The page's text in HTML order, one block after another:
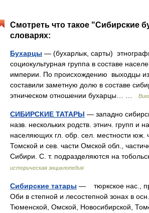
Смотреть что такое "Сибирские
словарях:
Бухарцы — (бухарлык, сарты)
социокультурная группа в составе
империи. По происхождению выходцы из
составили заметную долю в составе
этническом отношении бухарцы… …
СИБИРСКИЕ ТАТАРЫ — западно
назв. нескольких родств. этнич. групп и
населяющих гл. обр. сел. местности юж.
Томской и сев. части Омской обл.,
Сибири. С. т. подразделяются на
историческая энциклопедия
Сибирские татары — тюркское нас.,
Оби в степной и лесостепной зонах в
Тюменской, Омской, Новосибирской,